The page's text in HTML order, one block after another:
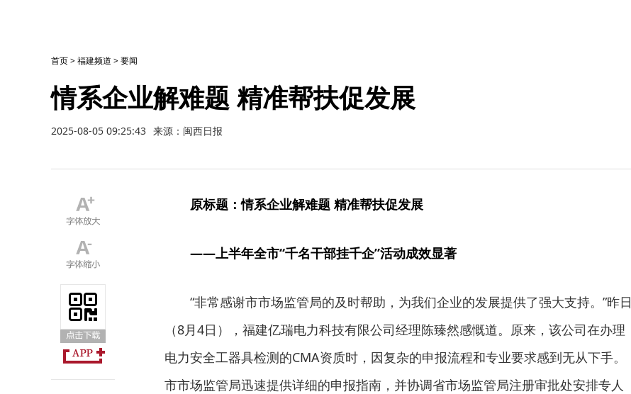
首页>福建频道 >要闻
情系企业解难题 精准帮扶促发展
2025-08-05 09:25:43 来源：闽西日报
原标题：情系企业解难题 精准帮扶促发展
——上半年全市“千名干部挂千企”活动成效显著
“非常感谢市市场监管局的及时帮助，为我们企业的发展提供了强大支持。”昨日
（8月4日），福建亿瑞电力科技有限公司经理陈臻然感慨道。原来，该公司在办理
电力安全工器具检测的CMA资质时，因复杂的申报流程和专业要求感到无从下手。
市市场监管局迅速提供详细的申报指南，并协调省市场监管局注册审批处安排专人